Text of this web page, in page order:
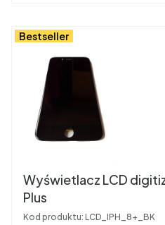
Bestseller
Wyświetlacz LCD
Plus
Kod produktu: LCD_IPH_8+_BK